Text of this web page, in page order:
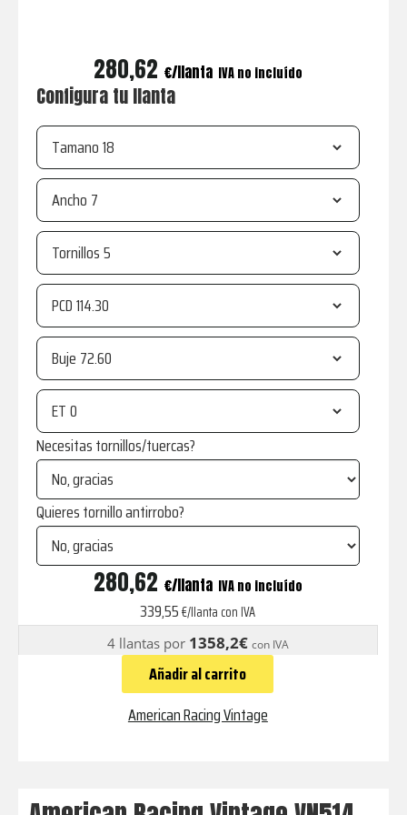
280,62 € IVA no incluído
Configura tu llanta
Tamano
Ancho
Tornillos
PCD
Buje
ET
Necesitas tornillos/tuercas?
Quieres tornillo antirrobo?
ANTHRACITE
WITH
280,62 € IVA no incluído
339,55€/llanta con IVA
4 llantas por 1358,2€ con IVA
Añadir al carrito
American Racing Vintage